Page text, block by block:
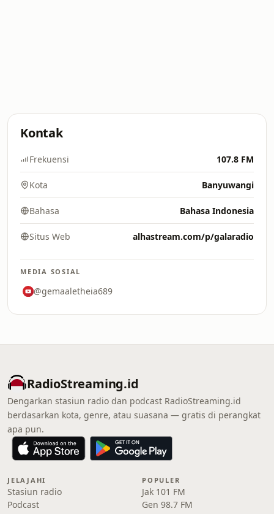
Kontak
Frekuensi 107.8 FM
Kota Banyuwangi
Bahasa Bahasa Indonesia
Situs Web alhastream.com/p/galaradio
MEDIA SOSIAL
@gemaaletheia689
RadioStreaming.id
Dengarkan stasiun radio dan podcast RadioStreaming.id
berdasarkan kota, genre, atau suasana — gratis di perangkat
apa pun.
JELAJAHI
Stasiun radio
Podcast
POPULER
Jak 101 FM
Gen 98.7 FM